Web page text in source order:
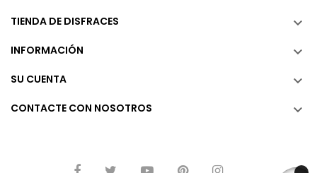
TIENDA DE DISFRACES 
INFORMACIÓN 
SU CUENTA 
CONTACTE CON NOSOTROS 